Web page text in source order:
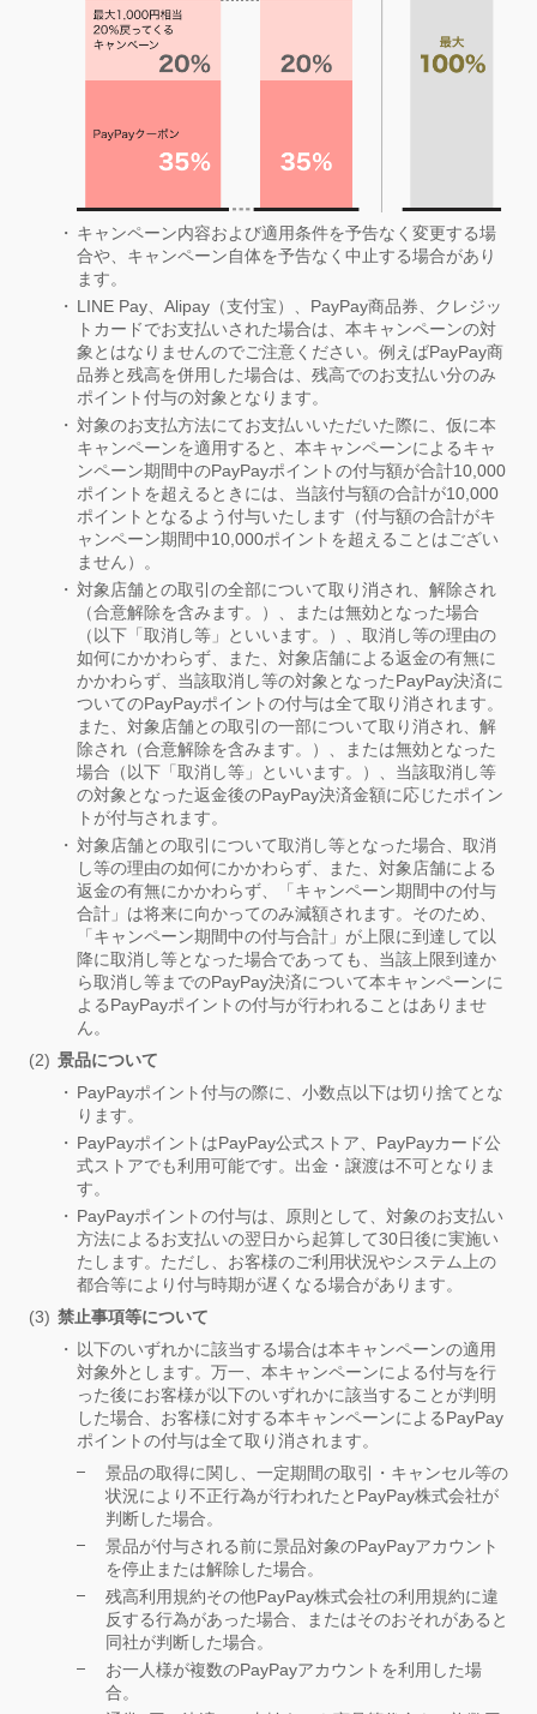
キャンペーン内容および適用条件を予告なく変更する場
合や、キャンペーン自体を予告なく中止する場合があり
ます。
LINE Pay、Alipay（支付宝）、PayPay商品券、クレジッ
トカードでお支払いされた場合は、本キャンペーンの対
象とはなりませんのでご注意ください。例えばPayPay商
品券と残高を併用した場合は、残高でのお支払い分のみ
ポイント付与の対象となります。
対象のお支払方法にてお支払いいただいた際に、仮に本
キャンペーンを適用すると、本キャンペーンによるキャ
ンペーン期間中のPayPayポイントの付与額が合計10,000
ポイントを超えるときには、当該付与額の合計が10,000
ポイントとなるよう付与いたします（付与額の合計がキ
ャンペーン期間中10,000ポイントを超えることはござい
ません）。
対象店舗との取引の全部について取り消され、解除され
（合意解除を含みます。）、または無効となった場合
（以下「取消し等」といいます。）、取消し等の理由の
如何にかかわらず、また、対象店舗による返金の有無に
かかわらず、当該取消し等の対象となったPayPay決済に
ついてのPayPayポイントの付与は全て取り消されます。
また、対象店舗との取引の一部について取り消され、解
除され（合意解除を含みます。）、または無効となった
場合（以下「取消し等」といいます。）、当該取消し等
の対象となった返金後のPayPay決済金額に応じたポイン
トが付与されます。
対象店舗との取引について取消し等となった場合、取消
し等の理由の如何にかかわらず、また、対象店舗による
返金の有無にかかわらず、「キャンペーン期間中の付与
合計」は将来に向かってのみ減額されます。そのため、
「キャンペーン期間中の付与合計」が上限に到達して以
降に取消し等となった場合であっても、当該上限到達か
ら取消し等までのPayPay決済について本キャンペーンに
よるPayPayポイントの付与が行われることはありませ
ん。
景品について
PayPayポイント付与の際に、小数点以下は切り捨てとな
ります。
PayPayポイントはPayPay公式ストア、PayPayカード公
式ストアでも利用可能です。出金・譲渡は不可となりま
す。
PayPayポイントの付与は、原則として、対象のお支払い
方法によるお支払いの翌日から起算して30日後に実施い
たします。ただし、お客様のご利用状況やシステム上の
都合等により付与時期が遅くなる場合があります。
禁止事項等について
以下のいずれかに該当する場合は本キャンペーンの適用
対象外とします。万一、本キャンペーンによる付与を行
った後にお客様が以下のいずれかに該当することが判明
した場合、お客様に対する本キャンペーンによるPayPay
ポイントの付与は全て取り消されます。
景品の取得に関し、一定期間の取引・キャンセル等の
状況により不正行為が行われたとPayPay株式会社が
判断した場合。
景品が付与される前に景品対象のPayPayアカウント
を停止または解除した場合。
残高利用規約その他PayPay株式会社の利用規約に違
反する行為があった場合、またはそのおそれがあると
同社が判断した場合。
お一人様が複数のPayPayアカウントを利用した場
合。